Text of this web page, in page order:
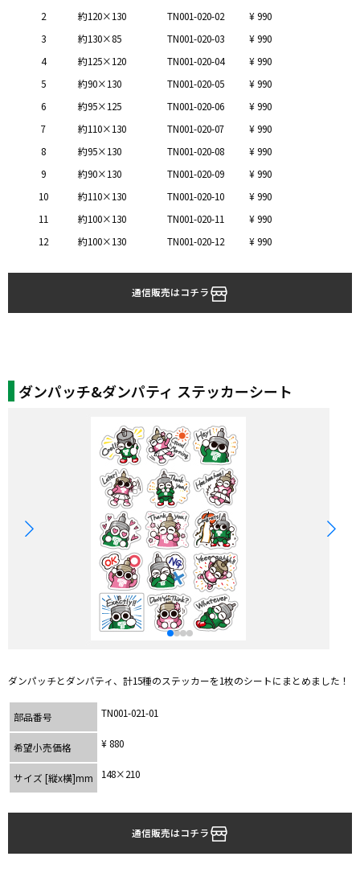
2
約120×130 TN001-020-02
¥ 990
3
約130×85 TN001-020-03
¥ 990
4
約125×120 TN001-020-04
¥ 990
5
約90×130 TN001-020-05
¥ 990
6
約95×125 TN001-020-06
¥ 990
7
約110×130 TN001-020-07
¥ 990
8
約95×130 TN001-020-08
¥ 990
9
約90×130 TN001-020-09
¥ 990
10
約110×130 TN001-020-10
¥ 990
11
約100×130 TN001-020-11
¥ 990
12
約100×130 TN001-020-12 ¥ 990
通信販売はコチラ
ダンパッチ&ダンパティ ステッカーシート
ダンパッチとダンパティ、計15種のステッカーを1枚のシートにまとめました！
部品番号 TN001-021-01
希望小売価格 ¥ 880
サイズ [縦x横]mm 148×210
通信販売はコチラ